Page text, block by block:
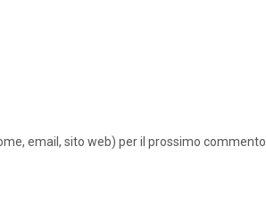
email, sito web) per il prossimo commento.